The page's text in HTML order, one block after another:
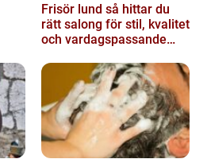
Frisör lund så hittar du
rätt salong för stil, kvalitet
och vardagspassande